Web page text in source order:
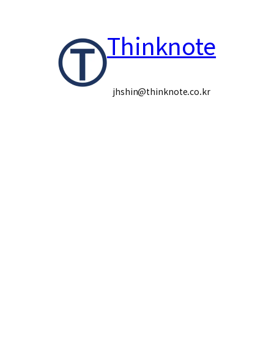
Thinknote
jhshin@thinknote.co.kr